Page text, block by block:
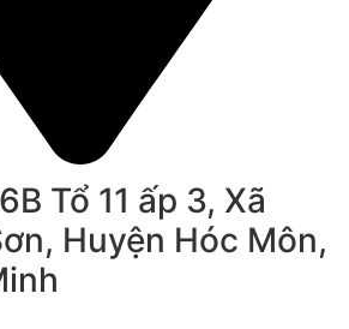
Tổ 11 ấp 3, Xã
Huyện Hóc Môn,